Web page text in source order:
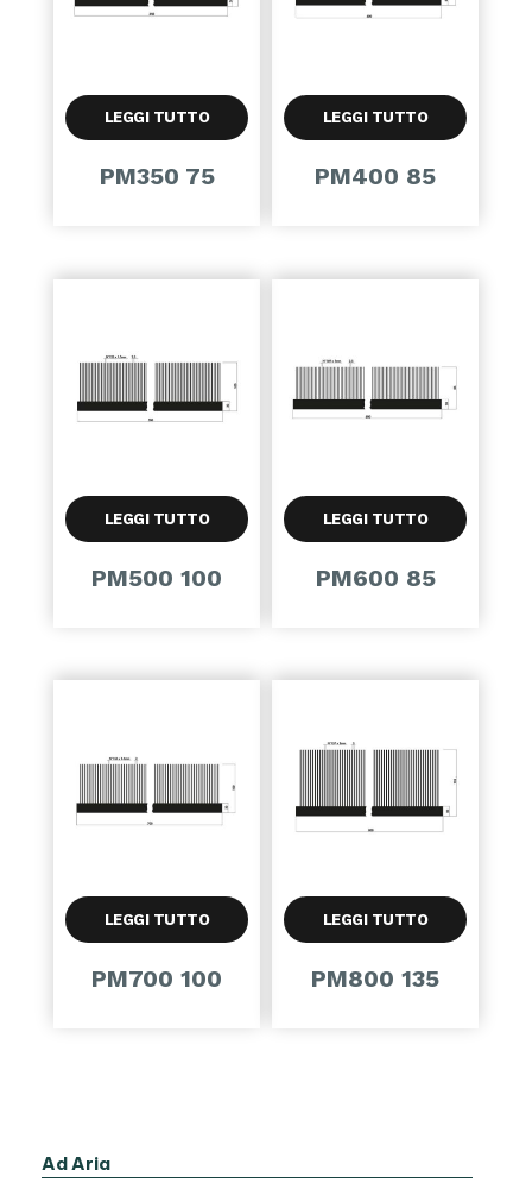
LEGGI TUTTO
PM350 75
LEGGI TUTTO
PM400 85
LEGGI TUTTO
PM500 100
LEGGI TUTTO
PM600 85
LEGGI TUTTO
PM700 100
LEGGI TUTTO
PM800 135
Ad Aria